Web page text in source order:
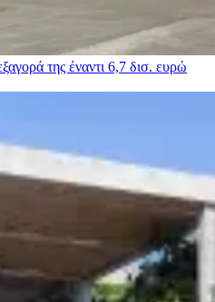
της έναντι 6,7 δισ. ευρώ